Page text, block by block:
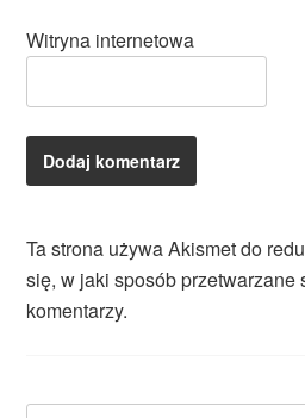
Witryna internetowa
Ta strona używa Akismet do
się, w jaki sposób przetwarzane
komentarzy.